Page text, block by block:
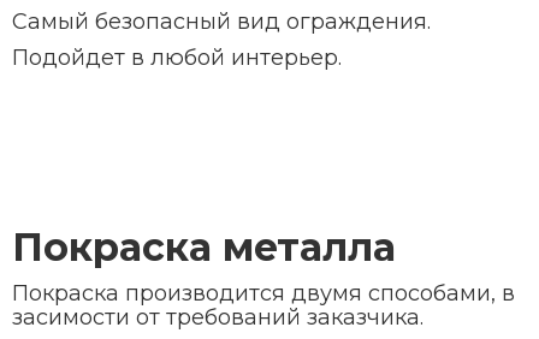
Самый безопасный вид ограждения.
Подойдет в любой интерьер.
Покраска металла
Покраска производится двумя способами, в
засимости от требований заказчика.